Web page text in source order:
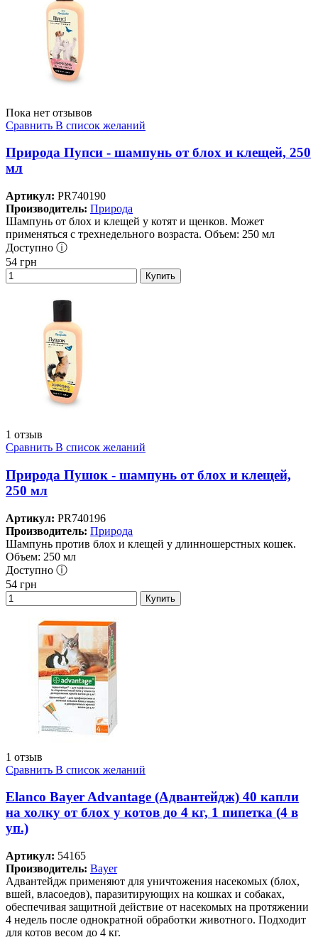
Пока нет отзывов
Сравнить В список желаний
Природа Пупси - шампунь от блох и клещей, 250
мл
Артикул: PR740190
Производитель: Природа
Шампунь от блох и клещей у котят и щенков. Может
применяться с трехнедельного возраста. Объем: 250 мл
Доступно ⓘ
54 грн
Купить
1 отзыв
Сравнить В список желаний
Природа Пушок - шампунь от блох и клещей,
250 мл
Артикул: PR740196
Производитель: Природа
Шампунь против блох и клещей у длинношерстных кошек.
Объем: 250 мл
Доступно ⓘ
54 грн
Купить
1 отзыв
Сравнить В список желаний
Elanco Bayer Advantage (Адвантейдж) 40 капли
на холку от блох у котов до 4 кг, 1 пипетка (4 в
уп.)
Артикул: 54165
Производитель: Bayer
Адвантейдж применяют для уничтожения насекомых (блох,
вшей, власоедов), паразитирующих на кошках и собаках,
обеспечивая защитной действие от насекомых на протяжении
4 недель после однократной обработки животного. Подходит
для котов весом до 4 кг.